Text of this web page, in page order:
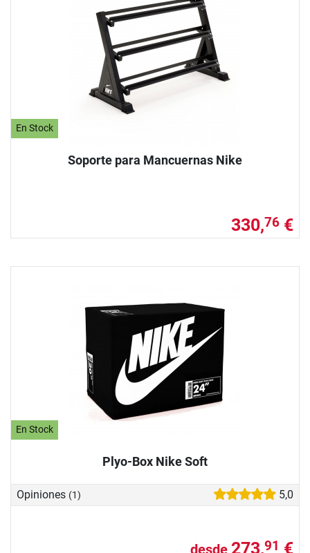
En Stock
Soporte para Mancuernas Nike
330,76 €
En Stock
Plyo-Box Nike Soft
Opiniones (1) 5,0
desde 273,91 €